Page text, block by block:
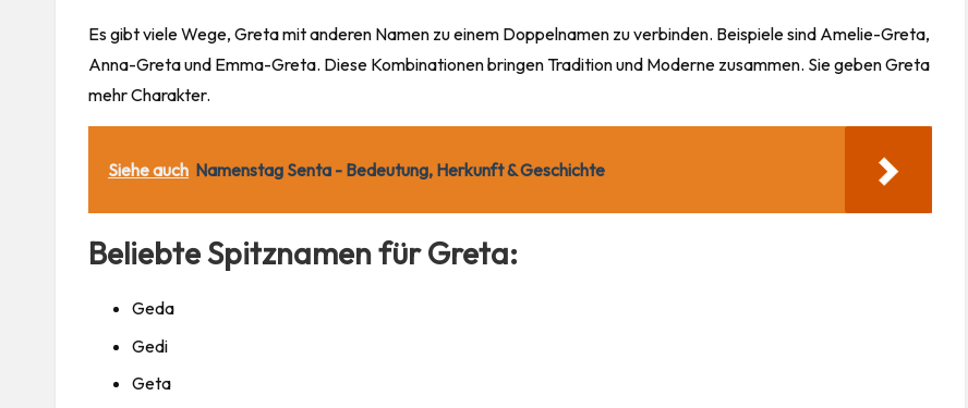
Es gibt viele Wege, Greta mit anderen Namen zu einem Doppelnamen zu verbinden. Beispiele sind Amelie-Greta,
Anna-Greta und Emma-Greta. Diese Kombinationen bringen Tradition und Moderne zusammen. Sie geben Greta
mehrCharakter.
Siehe auch Namenstag Senta - Bedeutung, Herkunft & Geschichte
Beliebte Spitznamen für Greta:
Geda
Gedi
Geta